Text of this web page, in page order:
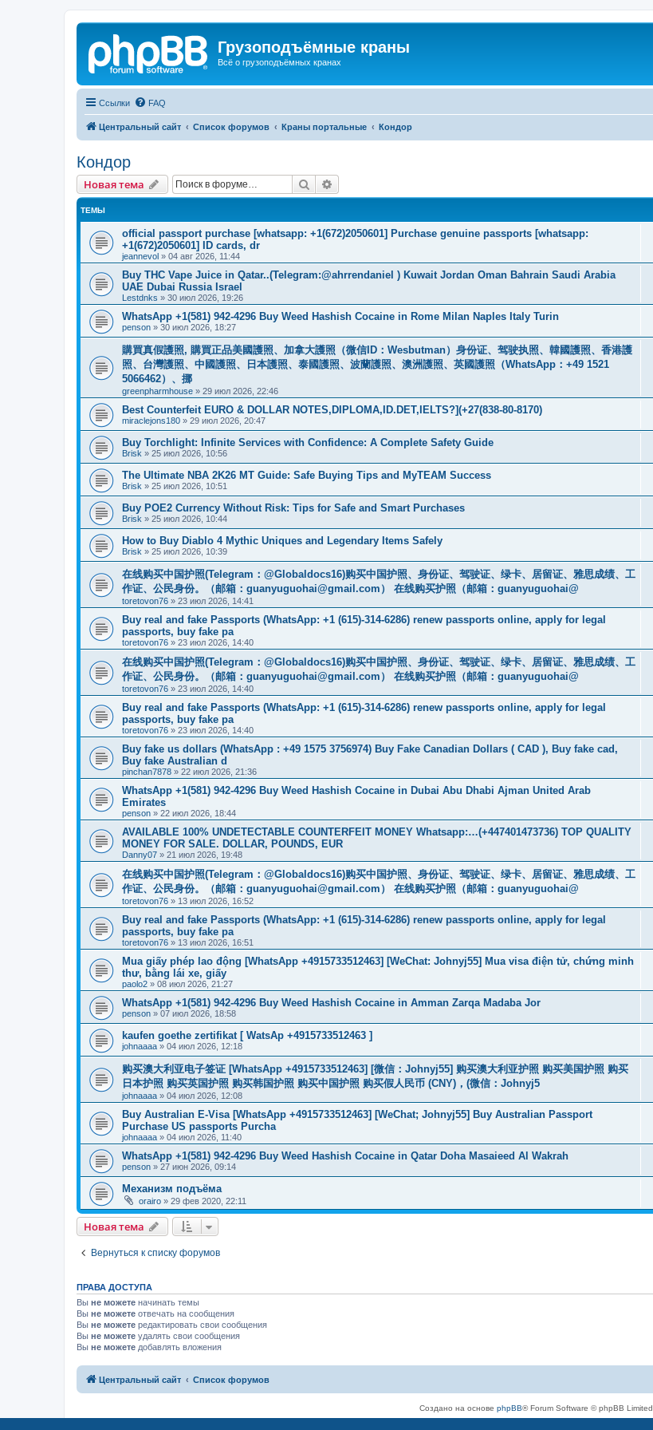
Грузоподъёмные краны
Всё о грузоподъёмных кранах
Ссылки FAQ
Центральный сайт Список форумов Краны портальные Кондор
Кондор
Новая тема Поиск
ТЕМЫ
official passport purchase [whatsapp: +1(672)2050601] Purchase genuine passports [whatsapp:
+1(672)2050601] ID cards, dr
jeannevol » 04 авг 2026, 11:44
Buy THC Vape Juice in Qatar..(Telegram:@ahrrendaniel ) Kuwait Jordan Oman Bahrain Saudi Arabia
UAE Dubai Russia Israel
Lestdnks » 30 июл 2026, 19:26
WhatsApp +1(581) 942-4296 Buy Weed Hashish Cocaine in Rome Milan Naples Italy Turin
penson » 30 июл 2026, 18:27
購買真假護照, 購買正品美國護照、加拿大護照（微信ID：Wesbutman）身份证、驾驶执照、韓國護照、香港護
照、台灣護照、中國護照、日本護照、泰國護照、波蘭護照、澳洲護照、英國護照（WhatsApp：+49 1521
5066462）、挪
greenpharmhouse » 29 июл 2026, 22:46
Best Counterfeit EURO & DOLLAR NOTES,DIPLOMA,ID.DET,IELTS?](+27(838-80-8170)
miraclejons180 » 29 июл 2026, 20:47
Buy Torchlight: Infinite Services with Confidence: A Complete Safety Guide
Brisk » 25 июл 2026, 10:56
The Ultimate NBA 2K26 MT Guide: Safe Buying Tips and MyTEAM Success
Brisk » 25 июл 2026, 10:51
Buy POE2 Currency Without Risk: Tips for Safe and Smart Purchases
Brisk » 25 июл 2026, 10:44
How to Buy Diablo 4 Mythic Uniques and Legendary Items Safely
Brisk » 25 июл 2026, 10:39
在线购买中国护照(Telegram：@Globaldocs16)购买中国护照、身份证、驾驶证、绿卡、居留证、雅思成绩、工
作证、公民身份。（邮箱： guanyuguohai@gmail.com ） 在线购买护照（邮箱：guanyuguohai@
toretovon76 » 23 июл 2026, 14:41
Buy real and fake Passports (WhatsApp: +1 (615)-314-6286) renew passports online, apply for legal
passports, buy fake pa
toretovon76 » 23 июл 2026, 14:40
在线购买中国护照(Telegram：@Globaldocs16)购买中国护照、身份证、驾驶证、绿卡、居留证、雅思成绩、工
作证、公民身份。（邮箱： guanyuguohai@gmail.com ） 在线购买护照（邮箱：guanyuguohai@
toretovon76 » 23 июл 2026, 14:40
Buy real and fake Passports (WhatsApp: +1 (615)-314-6286) renew passports online, apply for legal
passports, buy fake pa
toretovon76 » 23 июл 2026, 14:40
Buy fake us dollars (WhatsApp : +49 1575 3756974) Buy Fake Canadian Dollars ( CAD ), Buy fake cad,
Buy fake Australian d
pinchan7878 » 22 июл 2026, 21:36
WhatsApp +1(581) 942-4296 Buy Weed Hashish Cocaine in Dubai Abu Dhabi Ajman United Arab
Emirates
penson » 22 июл 2026, 18:44
AVAILABLE 100% UNDETECTABLE COUNTERFEIT MONEY Whatsapp:…(+447401473736) TOP QUALITY
MONEY FOR SALE. DOLLAR, POUNDS, EUR
Danny07 » 21 июл 2026, 19:48
在线购买中国护照(Telegram：@Globaldocs16)购买中国护照、身份证、驾驶证、绿卡、居留证、雅思成绩、工
作证、公民身份。（邮箱： guanyuguohai@gmail.com ） 在线购买护照（邮箱：guanyuguohai@
toretovon76 » 13 июл 2026, 16:52
Buy real and fake Passports (WhatsApp: +1 (615)-314-6286) renew passports online, apply for legal
passports, buy fake pa
toretovon76 » 13 июл 2026, 16:51
Mua giấy phép lao động [WhatsApp +4915733512463] [WeChat: Johnyj55] Mua visa điện tử, chứng minh
thư, bằng lái xe, giấy
paolo2 » 08 июл 2026, 21:27
WhatsApp +1(581) 942-4296 Buy Weed Hashish Cocaine in Amman Zarqa Madaba Jor
penson » 07 июл 2026, 18:58
kaufen goethe zertifikat [ WatsAp +4915733512463 ]
johnaaaa » 04 июл 2026, 12:18
购买澳大利亚电子签证 [WhatsApp +4915733512463] [微信：Johnyj55] 购买澳大利亚护照 购买美国护照 购买
日本护照 购买英国护照 购买韩国护照 购买中国护照 购买假人民币 (CNY)，(微信：Johnyj5
johnaaaa » 04 июл 2026, 12:08
Buy Australian E-Visa [WhatsApp +4915733512463] [WeChat; Johnyj55] Buy Australian Passport
Purchase US passports Purcha
johnaaaa » 04 июл 2026, 11:40
WhatsApp +1(581) 942-4296 Buy Weed Hashish Cocaine in Qatar Doha Masaieed Al Wakrah
penson » 27 июн 2026, 09:14
Механизм подъёма
orairo » 29 фев 2020, 22:11
Новая тема
Вернуться к списку форумов
ПРАВА ДОСТУПА
Вы не можете начинать темы
Вы не можете отвечать на сообщения
Вы не можете редактировать свои сообщения
Вы не можете удалять свои сообщения
Вы не можете добавлять вложения
Центральный сайт Список форумов
Создано на основе phpBB® Forum Software © phpBB Limited